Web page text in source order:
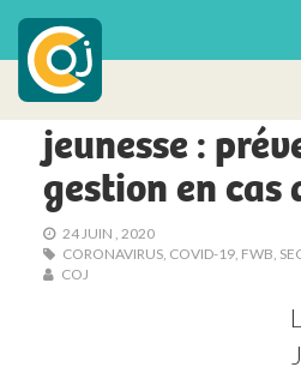
POLITIQUE
Activités des
jeunesse :
gestion en cas
24 JUIN , 2020
CORONAVIRUS, COVID-19, FWB
COJ